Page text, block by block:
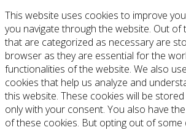
This website uses cookies to improve
you navigate through the website. Out of
that are categorized as necessary are
browser as they are essential for the
functionalities of the website. We also
cookies that help us analyze and
this website. These cookies will be
only with your consent. You also have
of these cookies. But opting out of